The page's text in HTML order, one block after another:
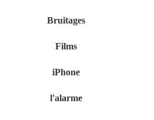
Bruitages
Films
iPhone
l'alarme